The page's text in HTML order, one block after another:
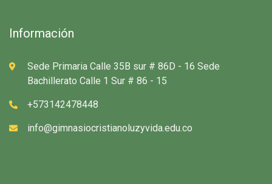
Información
Sede Primaria Calle 35B sur # 86D - 16 Sede
Bachillerato Calle 1 Sur # 86 - 15
+573142478448
info@gimnasiocristianoluzyvida.edu.co